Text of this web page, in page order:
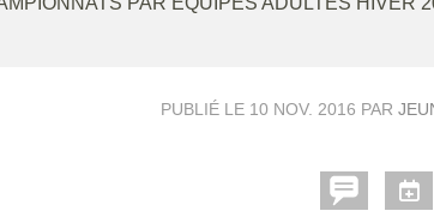
PUBLIÉ LE 10 NOV. 2016 PAR